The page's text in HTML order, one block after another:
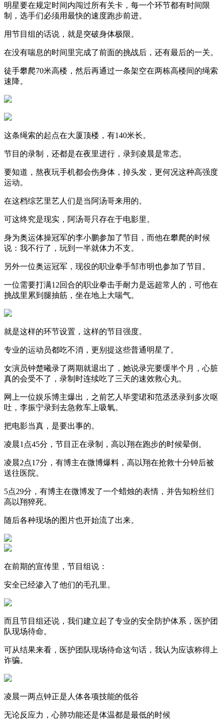
明星要在规定时间内闯过所有关卡，每一个环节都有时间限
制，选手们必须用最快的速度跑步前进。
用节目组的话说，就是突破身体极限。
在没有喘息的时间里完成了前面的挑战后，还有最后的一关。
徒手攀爬70米高楼，然后再通过一条架空在两栋高楼间的绳索
速降。
这条绳索的起点在大厦顶楼，有140米长。
节目的录制，还都是在夜里进行，录到凌晨是常态。
要知道，熬夜玩手机都会伤身体，掉头发，更何况这种高强度
运动。
在这档综艺里艺人们是当阿汤哥来用的。
可这终究是现实，阿汤哥只存在于电影里。
身为奥运体操冠军的李小鹏参加了节目，而他在攀爬的时候
说：我不行了，玩到一半就体力不支。
另外一位奥运冠军，现役的职业拳手邹市明也参加了节目。
一位需要打满12回合的职业拳击手耐力是远超常人的，可他在
挑战里累到腿抽筋，坐在地上大喘气。
就是这样的环节设置，这样的节目强度。
专业的运动员都吃不消，更别提这些普通明星了。
女演员钟楚曦录了两期就退出了，她说录完要缓半个月，心脏
真的会受不了，录制时连续吃了三天的速效救心丸。
网上一位娱乐博主爆出，之前艺人毕雯珺和范丞丞录到多次呕
吐，李振宁录到去急救车上吸氧。
把电影当真，是要出事的。
凌晨1点45分，节目正在录制，高以翔在跑步的时候晕倒。
凌晨2点17分，有博主在微博爆料，高以翔在抢救十分钟后被
送往医院。
5点29分，有博主在微博发了一个蜡烛的表情，并告知粉丝们
高以翔猝死。
随后各种现场的图片也开始流了出来。
在前期的宣传里，节目组说：
安全已经渗入了他们的毛孔里。
而且节目组还说，我们建立起了专业的安全防护体系，医护团
队现场待命。
可从结果来看，医护团队现场待命这句话，我认为应该称得上
诈骗。
凌晨一两点钟正是人体各项技能的低谷
无论反应力，心肺功能还是体温都是最低的时候